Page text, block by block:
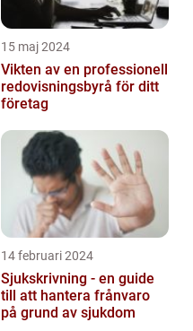
15 maj 2024
Vikten av en professionell
redovisningsbyrå för ditt
företag
14 februari 2024
Sjukskrivning - en guide
till att hantera frånvaro
på grund av sjukdom